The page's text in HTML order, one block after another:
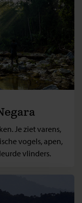
Je ziet varens,
vogels, apen,
vlinders.